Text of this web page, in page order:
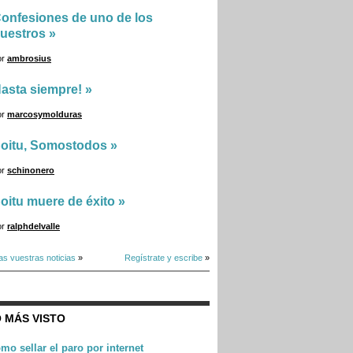
de uno de los
»
ambrosius
siempre! »
marcosymolduras
Somostodos »
schinonero
muere de éxito »
ralphdelvalle
vuestras noticias » Regístrate y escribe »
MÁS VISTO
sellar el paro por internet